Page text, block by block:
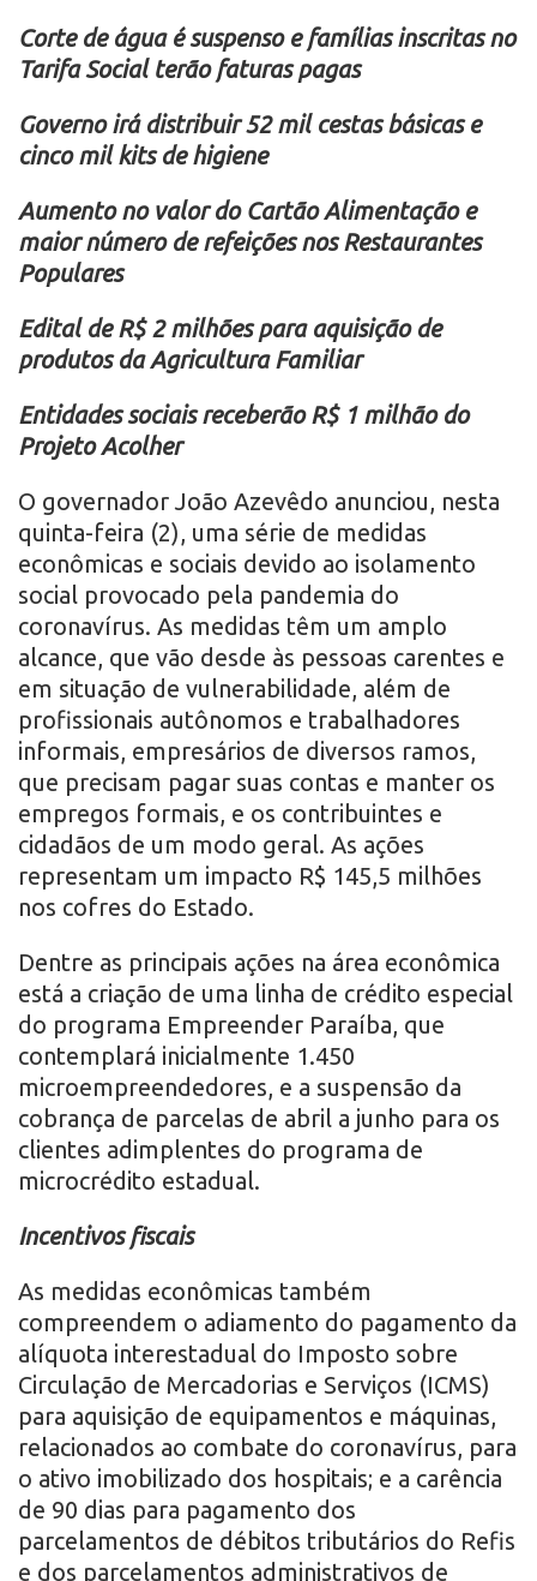
Corte de água é suspenso e famílias inscritas no
Tarifa Social terão faturas pagas
Governo irá distribuir 52 mil cestas básicas e
cinco mil kits de higiene
Aumento no valor do Cartão Alimentação e
maior número de refeições nos Restaurantes
Populares
Edital de R$ 2 milhões para aquisição de
produtos da Agricultura Familiar
Entidades sociais receberão R$ 1 milhão do
Projeto Acolher
O governador João Azevêdo anunciou, nesta
quinta-feira (2), uma série de medidas
econômicas e sociais devido ao isolamento
social provocado pela pandemia do
coronavírus. As medidas têm um amplo
alcance, que vão desde às pessoas carentes e
em situação de vulnerabilidade, além de
profissionais autônomos e trabalhadores
informais, empresários de diversos ramos,
que precisam pagar suas contas e manter os
empregos formais, e os contribuintes e
cidadãos de um modo geral. As ações
representam um impacto R$ 145,5 milhões
nos cofres do Estado.
Dentre as principais ações na área econômica
está a criação de uma linha de crédito especial
do programa Empreender Paraíba, que
contemplará inicialmente 1.450
microempreendedores, e a suspensão da
cobrança de parcelas de abril a junho para os
clientes adimplentes do programa de
microcrédito estadual.
Incentivos fiscais
As medidas econômicas também
compreendem o adiamento do pagamento da
alíquota interestadual do Imposto sobre
Circulação de Mercadorias e Serviços (ICMS)
para aquisição de equipamentos e máquinas,
relacionados ao combate do coronavírus, para
o ativo imobilizado dos hospitais; e a carência
de 90 dias para pagamento dos
parcelamentos de débitos tributários do Refis
e dos parcelamentos administrativos de